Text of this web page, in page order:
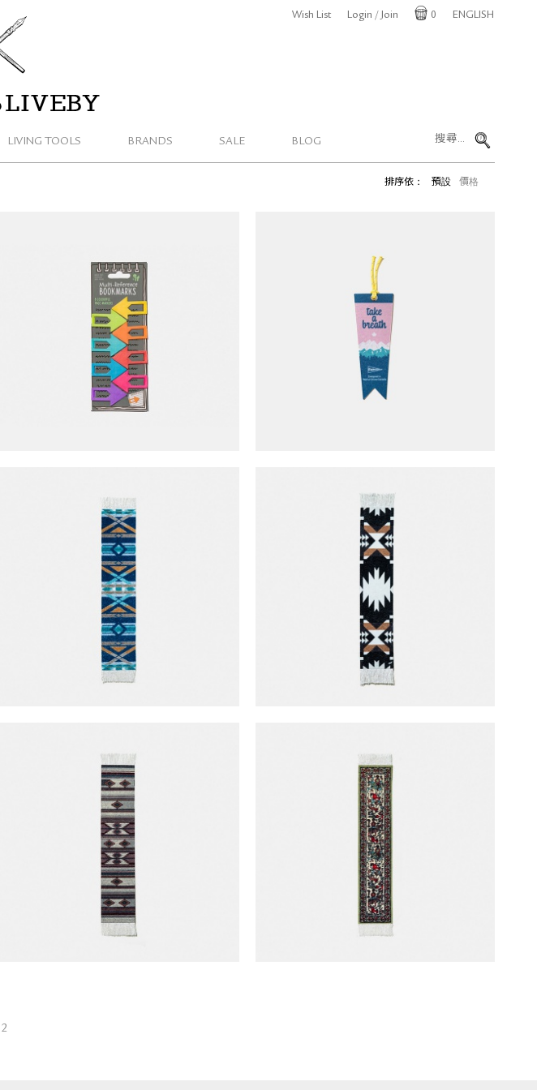
LIVING TOOLS BRANDS SALE BLOG
Wish List
Login / Join
0 ENGLISH
排序依： 預設 價格
if. 箭頭標籤書夾
NT$ 132
Farm Hut 布面書籤
Mouse Rug x Pendleton 書籤 (PSW-K) Mouse Rug x Pendleton 書籤 (PSR-K)
Mouse Rug 書籤 (CSW-K) Mouse Rug 書籤 (CFP-K)
2